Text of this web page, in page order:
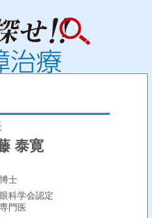
泰寛
士
科学会認定
門医